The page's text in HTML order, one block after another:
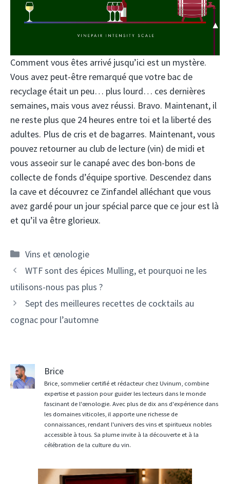
Comment vous êtes arrivé jusqu’ici est un mystère.
Vous avez peut-être remarqué que votre bac de
recyclage était un peu… plus lourd… ces dernières
semaines, mais vous avez réussi. Bravo. Maintenant, il
ne reste plus que 24 heures entre toi et la liberté des
adultes. Plus de cris et de bagarres. Maintenant, vous
pouvez retourner au club de lecture (vin) de midi et
vous asseoir sur le canapé avec des bon-bons de
collecte de fonds d’équipe sportive. Descendez dans
la cave et découvrez ce Zinfandel alléchant que vous
avez gardé pour un jour spécial parce que ce jour est là
et qu’il va être glorieux.
Catégories
Vins et œnologie
Navigation
des
WTF sont des épices Mulling, et pourquoi ne les
utilisons-nous pas plus ?
Sept des meilleures recettes de cocktails au
cognac pour l’automne
Brice
Brice, sommelier certifié et rédacteur chez Uvinum, combine
expertise et passion pour guider les lecteurs dans le monde
fascinant de l'œnologie. Avec plus de dix ans d'expérience dans
les domaines viticoles, il apporte une richesse de
connaissances, rendant l'univers des vins et spiritueux nobles
accessible à tous. Sa plume invite à la découverte et à la
célébration de la culture du vin.